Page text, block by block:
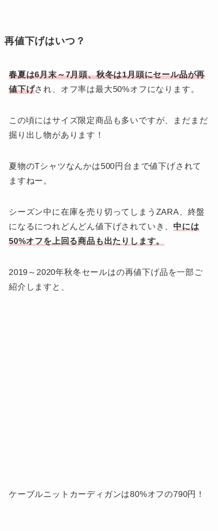
再値下げはいつ？
春夏は6月末～7月頭、秋冬は1月頭にセール品が再
値下げされ、オフ率は最大50%オフになります。
この頃にはサイズ限定商品も多いですが、まだまだ
掘り出し物があります！
夏物のTシャツなんかは500円台まで値下げされて
ますねー。
シーズン中に在庫を売り切ってしまうZARA、終盤
になるにつれどんどん値下げされていき、 中には
50%オフを上回る商品も出たりします。
2019～2020年秋冬セールはの再値下げ品を一部ご
紹介しますと、
ケーブルニットカーディガンは80%オフの790円！